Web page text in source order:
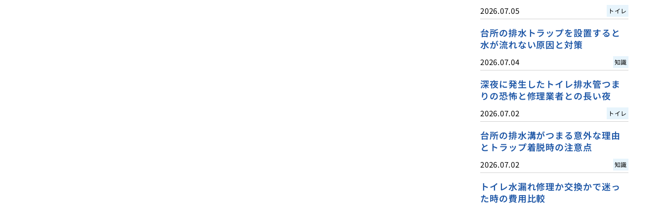
2026.07.05 トイレ
台所の排水トラップを設置すると
水が流れない原因と対策
2026.07.04 知識
深夜に発生したトイレ排水管つま
りの恐怖と修理業者との長い夜
2026.07.02 トイレ
台所の排水溝がつまる意外な理由
とトラップ着脱時の注意点
2026.07.02 知識
トイレ水漏れ修理か交換かで迷っ
た時の費用比較